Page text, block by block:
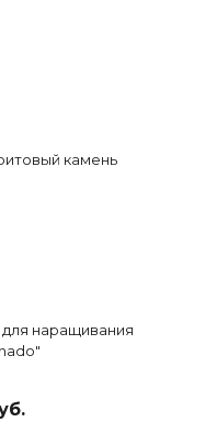
камень
наращивания